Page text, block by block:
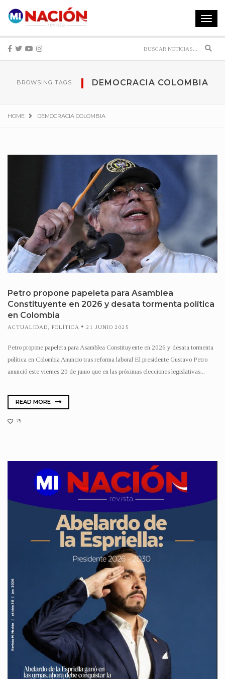
Toggle
BROWSING TAGS DEMOCRACIA COLOMBIA
HOME DEMOCRACIA COLOMBIA
Petro propone papeleta para Asamblea
Constituyente en 2026 y desata tormenta política
en Colombia
ACTUALIDAD POLÍTICA 21 JUNIO 2025
Petro propone papeleta para Asamblea Constituyente en 2026 y desata tormenta
política en Colombia Anuncio tras reforma laboral El presidente Gustavo Petro
anunció este viernes 20 de junio que en las próximas elecciones legislativas...
READ MORE
75